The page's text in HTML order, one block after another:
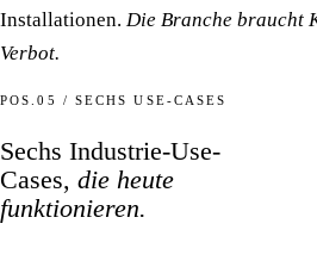
Installationen. Die Branche braucht
Verbot.
POS.05 / SECHS USE-CASES
Sechs Industrie-Use-
Cases, die heute
funktionieren.